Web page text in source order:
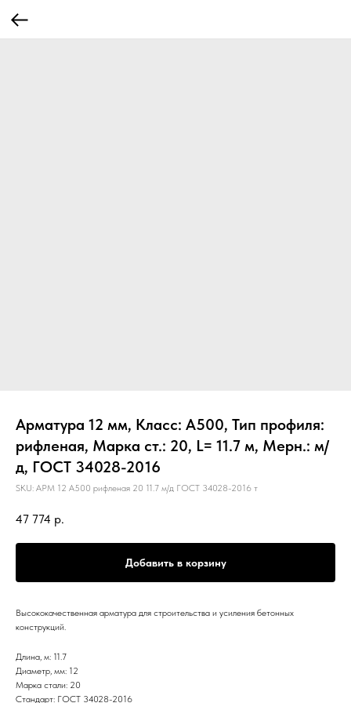
Арматура 12 мм, Класс: А500, Тип профиля:
рифленая, Марка ст.: 20, L= 11.7 м, Мерн.: м/
д, ГОСТ 34028-2016
SKU: АРМ 12 А500 рифленая 20 11.7 м/д ГОСТ 34028-2016 т
47 774 р.
Добавить в корзину
Высококачественная арматура для строительства и усиления бетонных
конструкций.
Длина, м: 11.7
Диаметр, мм: 12
Марка стали: 20
Стандарт: ГОСТ 34028-2016